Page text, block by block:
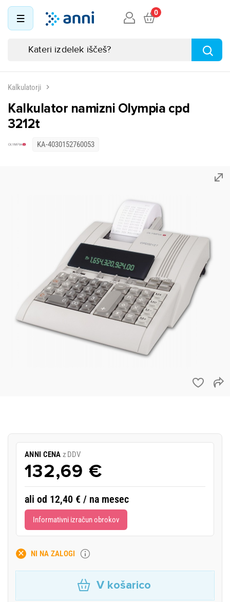
0
Kalkulatorji
Kalkulator namizni Olympia cpd
3212t
KA-4030152760053
ANNI CENA z DDV
132,69 €
ali od 12,40 € / na mesec
Informativni izračun obrokov
NI NA ZALOGI
V košarico